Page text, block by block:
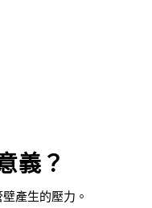
義？
產生的壓力。